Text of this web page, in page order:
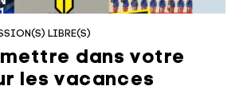
LIBRE(S)
dans votre
les vacances